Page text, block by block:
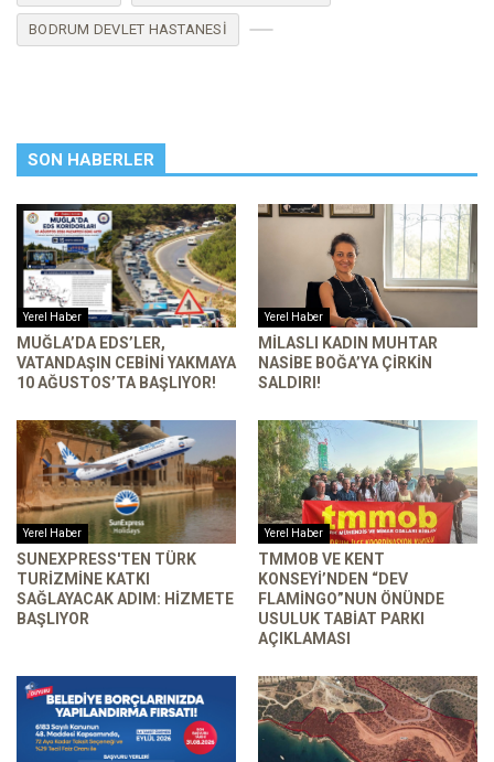
BODRUM DEVLET HASTANESI
SON HABERLER
Yerel Haber
MUĞLA’DA EDS’LER,
VATANDAŞIN CEBINI YAKMAYA
10 AĞUSTOS’TA BAŞLIYOR!
Yerel Haber
MILASLI KADIN MUHTAR
NASIBE BOĞA’YA ÇIRKIN
SALDIRI!
Yerel Haber
SUNEXPRESS'TEN TÜRK
TURIZMINE KATKI
SAĞLAYACAK ADIM: HIZMETE
BAŞLIYOR
Yerel Haber
TMMOB VE KENT
KONSEYI’NDEN “DEV
FLAMINGO”NUN ÖNÜNDE
USULUK TABIAT PARKI
AÇIKLAMASI